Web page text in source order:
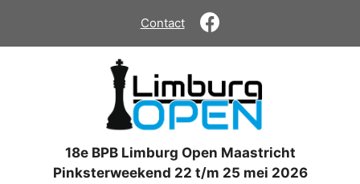
de
Contact
18e BPB Limburg Open Maastricht
Pinksterweekend 22 t/m 25 mei 2026